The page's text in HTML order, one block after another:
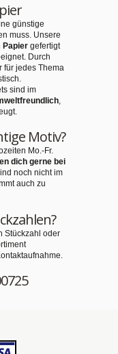
günstige
muss. Unsere
Papier gefertigt
Durch
für jedes Thema
sind im
,
Motiv?
Mo.-Fr.
dich gerne bei
noch nicht im
auch zu
Stückzahl oder